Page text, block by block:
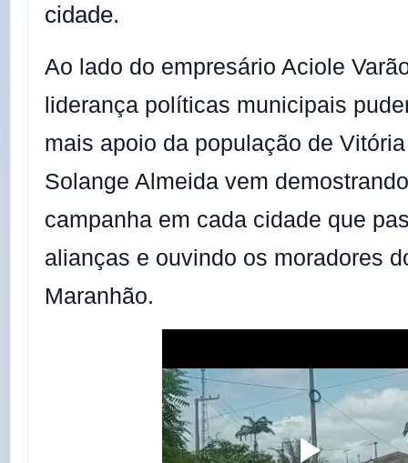
cidade.
Ao lado do empresário Aciole
liderança políticas municipais
mais apoio da população de
Solange Almeida vem
campanha em cada cidade que
alianças e ouvindo os moradores
Maranhão.